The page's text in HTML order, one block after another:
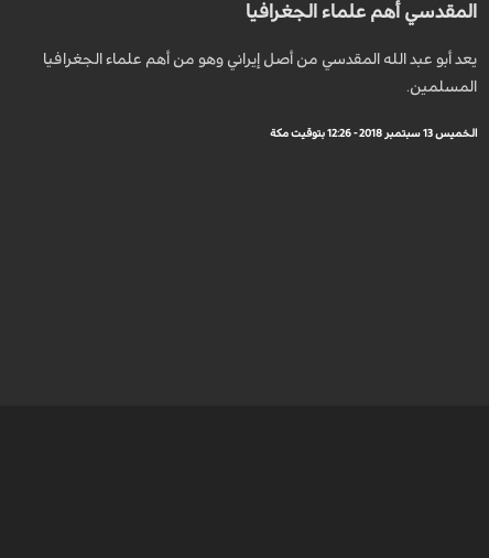
المقدسي أهم علماء الجغرافيا
يعد أبو عبد الله المقدسي من أصل إيراني وهو من أهم علماء الجغرافيا
المسلمين.
الخميس 13 سبتمبر 2018 - 12:26 بتوقيت مكة